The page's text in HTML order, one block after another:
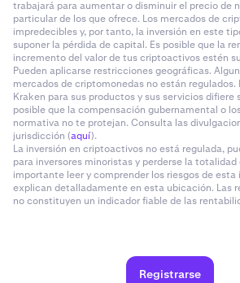
Registrarse
trabajará para aumentar o disminuir el precio de
particular de los que ofrece. Los mercados de
impredecibles y, por tanto, la inversión en este
suponer la pérdida de capital. Es posible que la
incremento del valor de tus criptoactivos estén
Pueden aplicarse restricciones geográficas.
mercados de criptomonedas no están
Kraken para sus productos y sus servicios difiere
posible que la compensación gubernamental o
normativa no te protejan. Consulta las
jurisdicción (aquí).
La inversión en criptoactivos no está regulada,
para inversores minoristas y perderse la
importante leer y comprender los riesgos de esta
explican detalladamente en esta ubicación. Las
no constituyen un indicador fiable de las